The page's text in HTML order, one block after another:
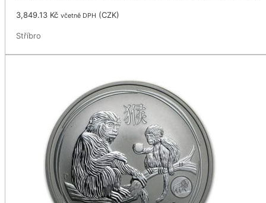
3,849.13 Kč včetně DPH (CZK)
Stříbro